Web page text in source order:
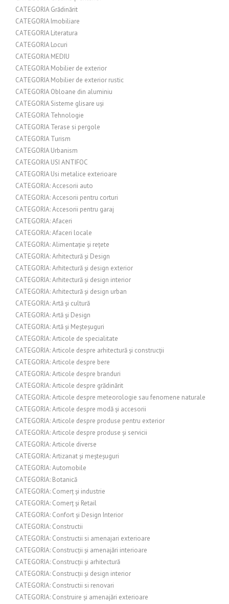
CATEGORIA Grădinărit
CATEGORIA Imobiliare
CATEGORIA Literatura
CATEGORIA Locuri
CATEGORIA MEDIU
CATEGORIA Mobilier de exterior
CATEGORIA Mobilier de exterior rustic
CATEGORIA Obloane din aluminiu
CATEGORIA Sisteme glisare uși
CATEGORIA Tehnologie
CATEGORIA Terase si pergole
CATEGORIA Turism
CATEGORIA Urbanism
CATEGORIA USI ANTIFOC
CATEGORIA Usi metalice exterioare
CATEGORIA: Accesorii auto
CATEGORIA: Accesorii pentru corturi
CATEGORIA: Accesorii pentru garaj
CATEGORIA: Afaceri
CATEGORIA: Afaceri locale
CATEGORIA: Alimentație și rețete
CATEGORIA: Arhitectură și Design
CATEGORIA: Arhitectură și design exterior
CATEGORIA: Arhitectură și design interior
CATEGORIA: Arhitectură și design urban
CATEGORIA: Artă și cultură
CATEGORIA: Artă și Design
CATEGORIA: Artă și Meșteșuguri
CATEGORIA: Articole de specialitate
CATEGORIA: Articole despre arhitectură și construcții
CATEGORIA: Articole despre bere
CATEGORIA: Articole despre branduri
CATEGORIA: Articole despre grădinărit
CATEGORIA: Articole despre meteorologie sau fenomene naturale
CATEGORIA: Articole despre modă și accesorii
CATEGORIA: Articole despre produse pentru exterior
CATEGORIA: Articole despre produse și servicii
CATEGORIA: Articole diverse
CATEGORIA: Artizanat și meșteșuguri
CATEGORIA: Automobile
CATEGORIA: Botanică
CATEGORIA: Comerț și industrie
CATEGORIA: Comerț și Retail
CATEGORIA: Confort și Design Interior
CATEGORIA: Constructii
CATEGORIA: Constructii si amenajari exterioare
CATEGORIA: Construcții și amenajări interioare
CATEGORIA: Construcții și arhitectură
CATEGORIA: Construcții și design interior
CATEGORIA: Constructii si renovari
CATEGORIA: Construire și amenajări exterioare